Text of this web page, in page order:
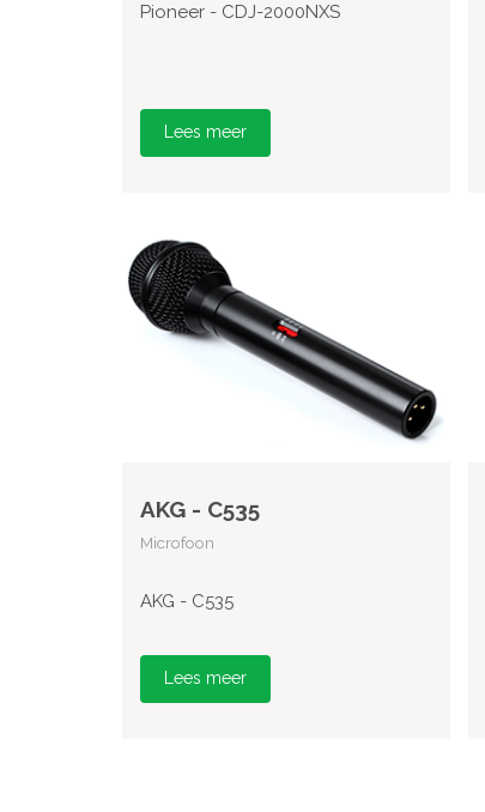
Pioneer - CDJ-2000NXS
Lees meer
AKG - C535
Microfoon
AKG - C535
Lees meer